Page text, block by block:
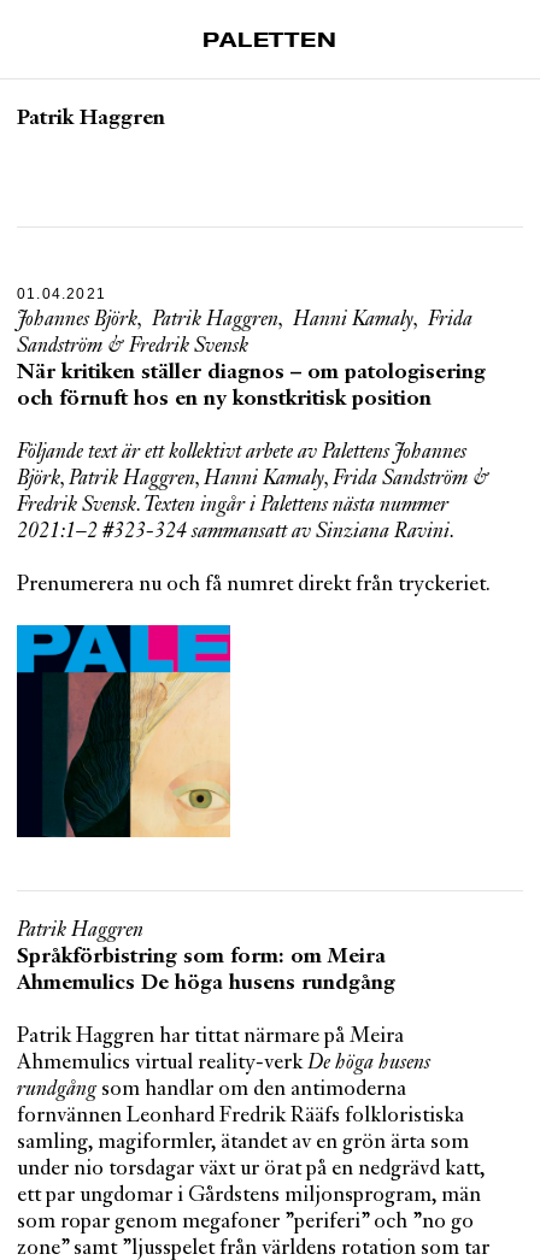
PALETTEN
Om Paletten
Nyhetsbrev
Kontakt
Sök
Patrik Haggren
01.04.2021
Johannes Björk, Patrik Haggren, Hanni Kamaly, Frida
Sandström & Fredrik Svensk
När kritiken ställer diagnos – om patologisering
och förnuft hos en ny konstkritisk position
Följande text är ett kollektivt arbete av Palettens Johannes
Björk, Patrik Haggren, Hanni Kamaly, Frida Sandström &
Fredrik Svensk. Texten ingår i Palettens nästa nummer
2021:1–2 #323-324 sammansatt av Sinziana Ravini.
Prenumerera nu och få numret direkt från tryckeriet.
Patrik Haggren
Språkförbistring som form: om Meira
Ahmemulics De höga husens rundgång
Patrik Haggren har tittat närmare på Meira
Ahmemulics virtual reality-verkDe höga husens
rundgångsom handlar om den antimoderna
fornvännen Leonhard Fredrik Rääfs folkloristiska
samling, magiformler, ätandet av en grön ärta som
under nio torsdagar växt ur örat på en nedgrävd katt,
ett par ungdomar i Gårdstens miljonsprogram, män
som ropar genom megafoner ”periferi” och ”no go
zone” samt ”ljusspelet från världens rotation som tar